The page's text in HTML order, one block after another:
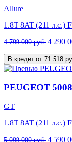
Allure
1.8T 8AT (211 л.с.)
4 799 000 руб. 4 290
В кредит от 71
PEUGEOT 5008
GT
1.8T 8AT (211 л.с.)
5 099 000 руб. 4 590